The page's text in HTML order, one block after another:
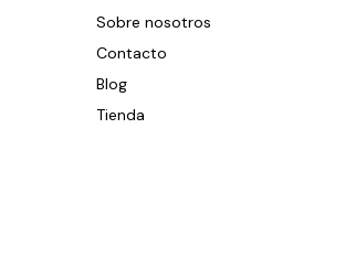
Sobre nosotros
Contacto
Blog
Tienda